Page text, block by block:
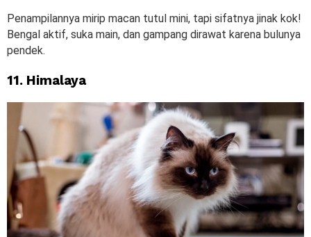
Penampilannya mirip macan tutul mini, tapi sifatnya jinak kok!
Bengal aktif, suka main, dan gampang dirawat karena bulunya
pendek.
11. Himalaya